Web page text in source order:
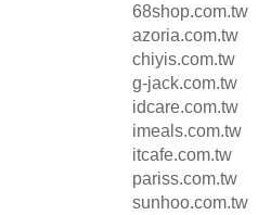
68shop.com.tw
azoria.com.tw
chiyis.com.tw
g-jack.com.tw
idcare.com.tw
imeals.com.tw
itcafe.com.tw
pariss.com.tw
sunhoo.com.tw